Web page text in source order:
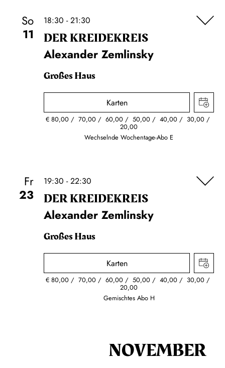
So
11
18:30 - 21:30
DER KREIDE­KREIS
Alexander Zemlinsky
Großes Haus
Karten
€80,00 70,00 60,00 50,00 40,00 30,00
20,00
Wechselnde Wochentage-Abo E
Fr
23
19:30 - 22:30
DER KREIDE­KREIS
Alexander Zemlinsky
Großes Haus
Karten
€80,00 70,00 60,00 50,00 40,00 30,00
20,00
Gemischtes Abo H
NOVEMBER